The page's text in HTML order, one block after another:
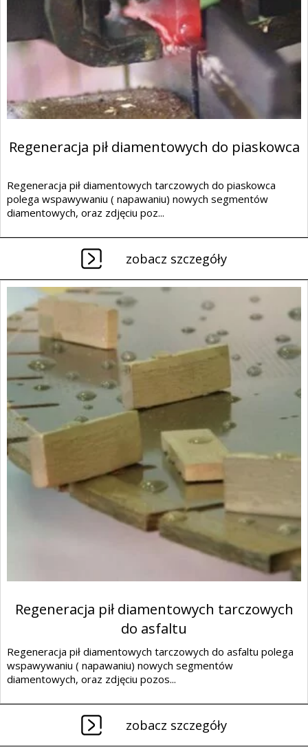
Regeneracja pił diamentowych do piaskowca
Regeneracja pił diamentowych tarczowych do piaskowca
polega wspawywaniu ( napawaniu) nowych segmentów
diamentowych, oraz zdjęciu poz...
zobacz szczegóły
Regeneracja pił diamentowych tarczowych
do asfaltu
Regeneracja pił diamentowych tarczowych do asfaltu polega
wspawywaniu ( napawaniu) nowych segmentów
diamentowych, oraz zdjęciu pozos...
zobacz szczegóły